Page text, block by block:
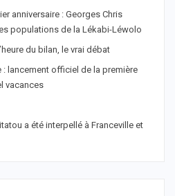
anniversaire : Georges Chris
populations de la Lékabi-Léwolo
du bilan, le vrai débat
lancement officiel de la première
vacances
a été interpellé à Franceville et